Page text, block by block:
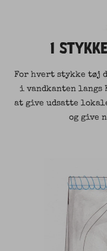
1
For hvert stykke tøj
i vandkanten langs
at give udsatte
og give